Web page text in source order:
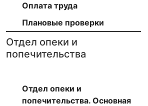
Оплата труда
Плановые проверки
Отдел опеки и
попечительства
Отдел опеки и
попечительства. Основная